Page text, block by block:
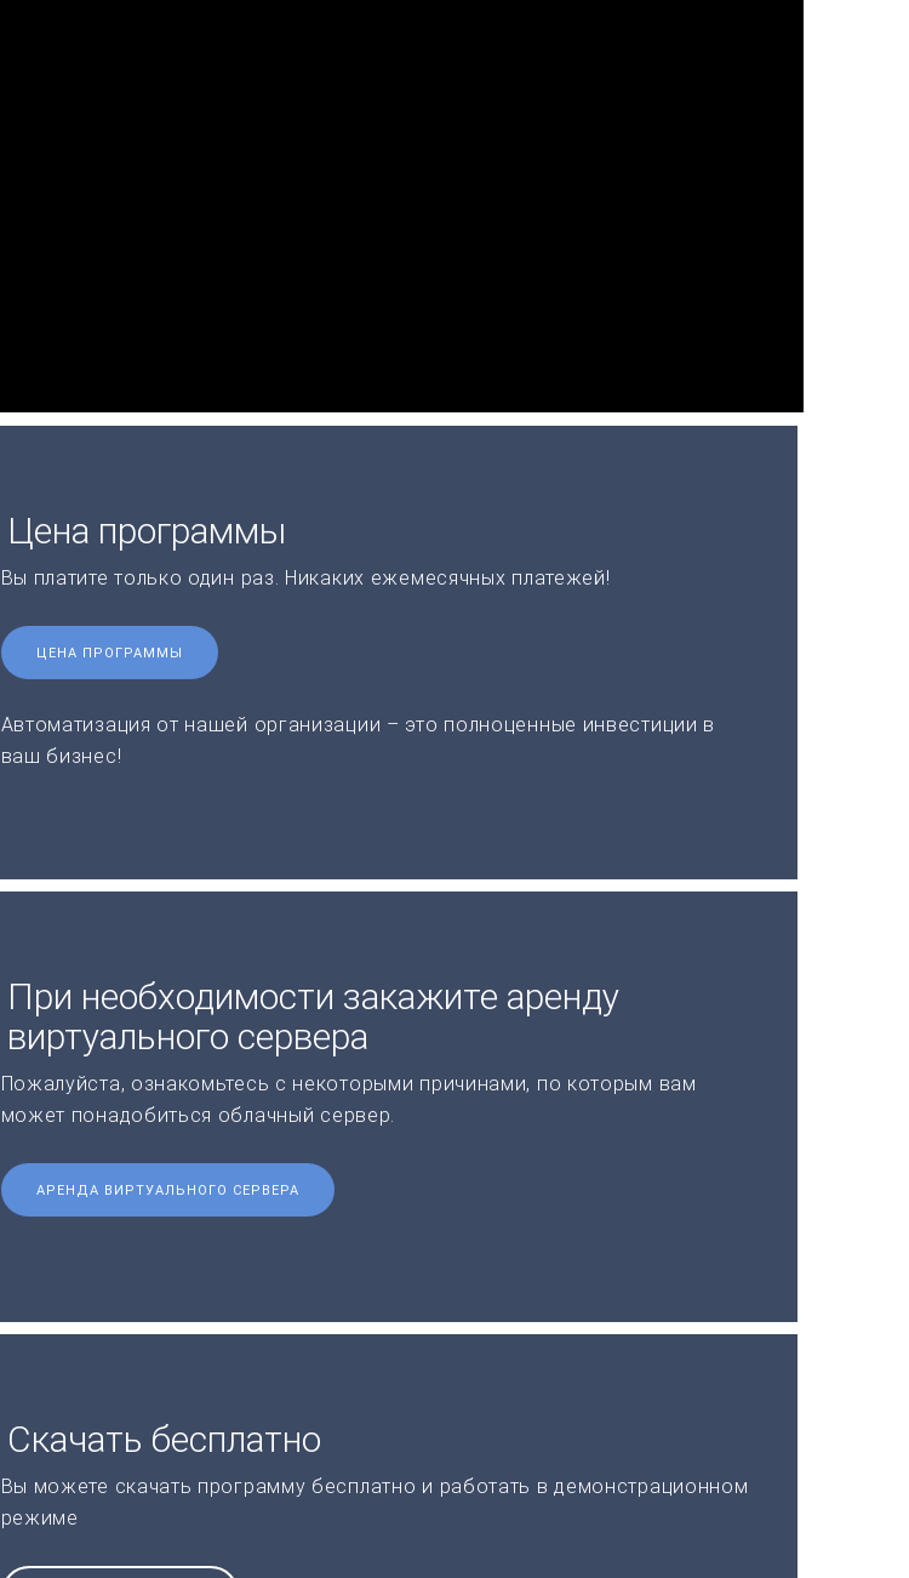
Цена программы
Вы платите только один раз. Никаких ежемесячных платежей!
ЦЕНА ПРОГРАММЫ
Автоматизация от нашей организации – это полноценные инвестиции в
ваш бизнес!
При необходимости закажите аренду
виртуального сервера
Пожалуйста, ознакомьтесь с некоторыми причинами, по которым вам
может понадобиться облачный сервер.
АРЕНДА ВИРТУАЛЬНОГО СЕРВЕРА
Скачать бесплатно
Вы можете скачать программу бесплатно и работать в демонстрационном
режиме